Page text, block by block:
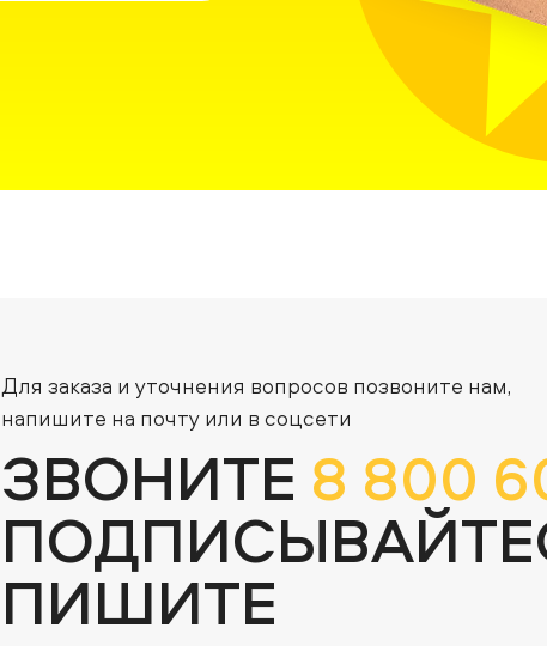
Для заказа и уточнения вопросов позвоните нам,
напишите на почту или в соцсети
ЗВОНИТЕ 8 800
ПИШИТЕ